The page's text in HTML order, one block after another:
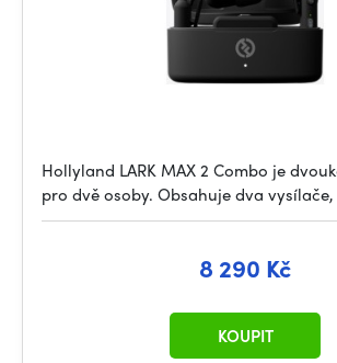
Hollyland LARK MAX 2 Combo je
pro dvě osoby. Obsahuje dva vysílače,
8 290 Kč
KOUPIT